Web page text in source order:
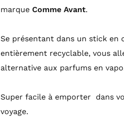
marque Comme Avant.
Se présentant dans un stick en
entièrement recyclable, vous
alternative aux parfums en
Super facile à emporter dans
voyage.